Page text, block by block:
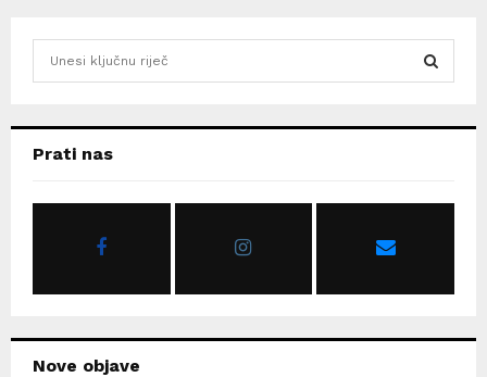
hPrati nas
Nove objave